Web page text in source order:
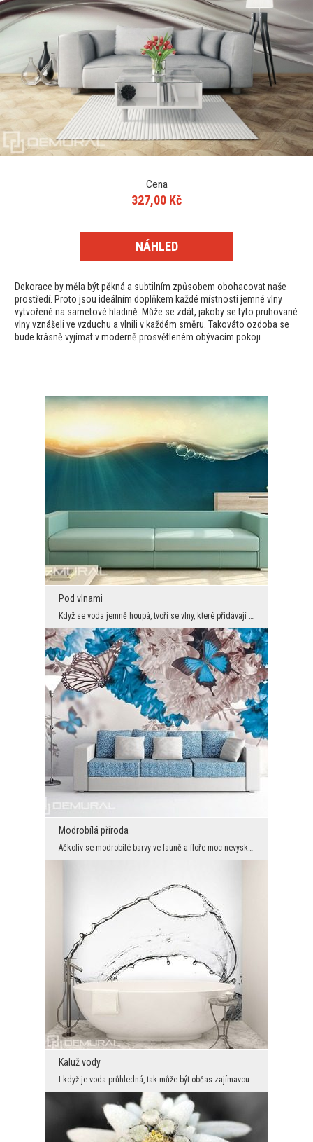
Cena
327,00 Kč
NÁHLED
Dekorace by měla být pěkná a subtilním způsobem obohacovat naše
prostředí. Proto jsou ideálním doplňkem každé místnosti jemné vlny
vytvořené na sametové hladině. Může se zdát, jakoby se tyto pruhované
vlny vznášeli ve vzduchu a vlnili v každém směru. Takováto ozdoba se
bude krásně vyjímat v moderně prosvětleném obývacím pokoji
Pod vlnami
Když se voda jemně houpá, tvoří se vlny, které přidávají hladině vody na kráse. Nicméně všichni n...
Modrobílá příroda
Ačkoliv se modrobílé barvy ve fauně a floře moc nevyskytují to je vlastně jednak možné poskládat ...
Kaluž vody
I když je voda průhledná, tak může být občas zajímavou, ale především jedinečnou výzdobou. Už jen...